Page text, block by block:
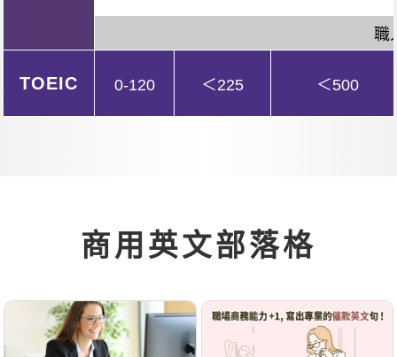
職
TOEIC 0-120 ＜225 ＜500
商用英文部落格